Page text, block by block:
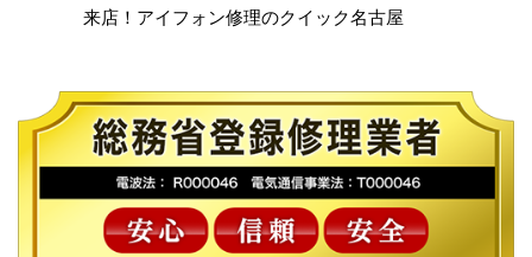
来店！アイフォン修理のクイック名古屋